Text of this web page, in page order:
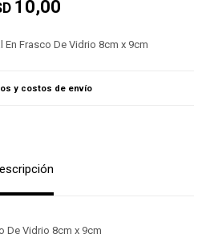
10,00
En Frasco De Vidrio 8cm x 9cm
y costos de envío
De Vidrio 8cm x 9cm